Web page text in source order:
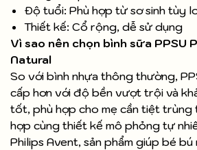
Độ tuổi: Phù hợp từ sơ sinh tùy
Thiết kế: Cổ rộng, dễ sử dụng
Vì sao nên chọn bình sữa PPSU
Natural
So với bình nhựa thông thường,
cấp hơn với độ bền vượt trội và
tốt, phù hợp cho mẹ cần tiệt trùng
hợp cùng thiết kế mô phỏng tự
Philips Avent, sản phẩm giúp bé bú